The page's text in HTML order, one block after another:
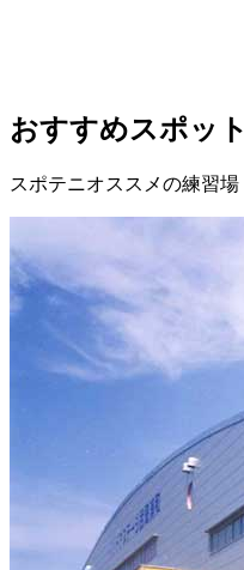
おすすめスポット
スポテニオススメの練習場